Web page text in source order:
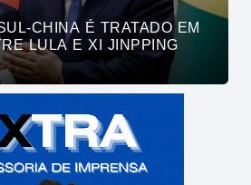
CHINA É TRATADO EM
LULA E XI JINPPING